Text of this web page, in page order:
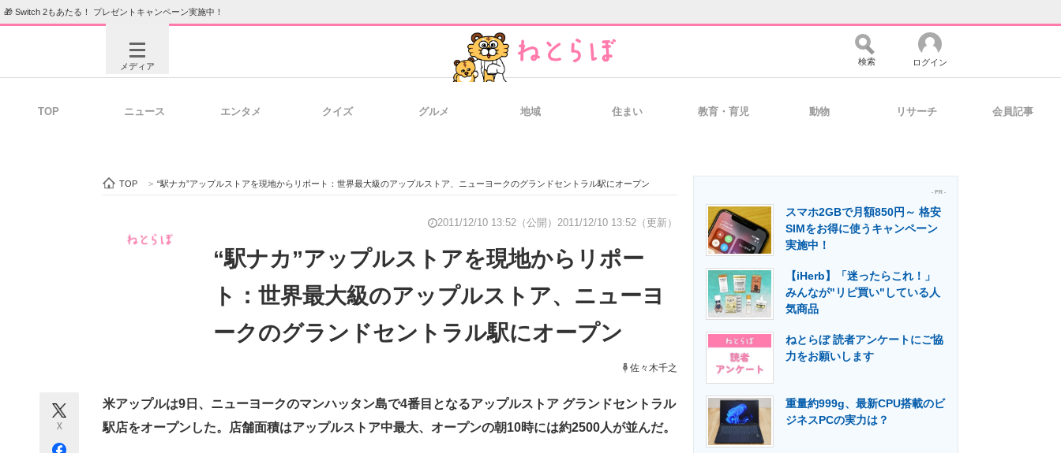
🎁 Switch 2もあたる！ プレゼントキャンペーン実施中！
メディア
経営リーダーのコミュニティ マーケ×ITの今がよく分かる
ITエンジニア向け専門サイト 企業向けIT製品の総合サイト IT製品の技術・比較・事例 製造業のIT導入・活用を支援
エネルギーの専門メディア 建設×テクノロジーの最前線
検索 ログイン
TOP ニュース エンタメ クイズ グルメ 地域 住まい 教育・育児 動物 リサーチ 会員記事
TOP > “駅ナカ”アップルストアを現地からリポート：世界最大級のアップルストア、ニューヨークのグランドセントラル駅にオープン
2011/12/10 13:52（公開） 2011/12/10 13:52（更新）
“駅ナカ”アップルストアを現地からリポー
ト：世界最大級のアップルストア、ニューヨ
ークのグランドセントラル駅にオープン
佐々木千之
X
米アップルは9日、ニューヨークのマンハッタン島で4番目となるアップルストア グランドセントラル
駅店をオープンした。店舗面積はアップルストア中最大、オープンの朝10時には約2500人が並んだ。
- PR -
スマホ2GBで月額850円～ 格安
SIMをお得に使うキャンペーン
実施中！
【iHerb】「迷ったらこれ！」
みんなが"リピ買い"している人
気商品
ねとらぼ 読者アンケートにご協
力をお願いします
重量約999g、最新CPU搭載のビ
ジネスPCの実力は？